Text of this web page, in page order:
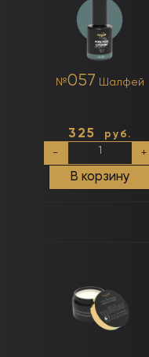
№057 Шалфей
325 руб.
Количество
№057
- +
В корзину